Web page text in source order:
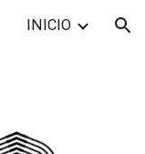
INICIO